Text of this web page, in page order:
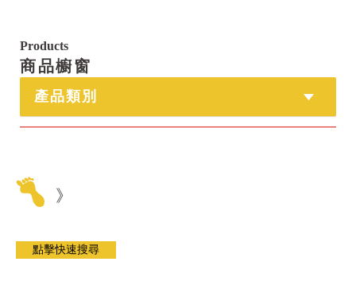
Products
商品櫥窗
產品類別
》